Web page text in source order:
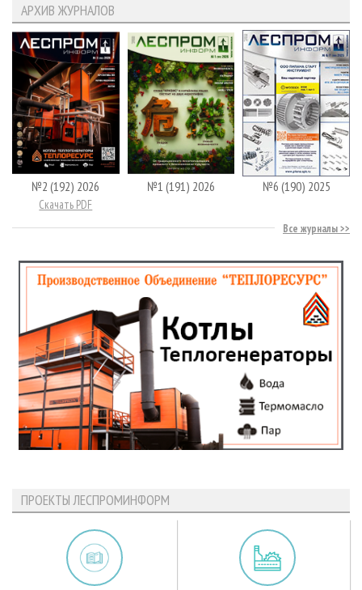
АРХИВ ЖУРНАЛОВ
№2 (192) 2026
Скачать PDF
№1 (191) 2026 №6 (190) 2025
Все журналы
ПРОЕКТЫ ЛЕСПРОМИНФОРМ